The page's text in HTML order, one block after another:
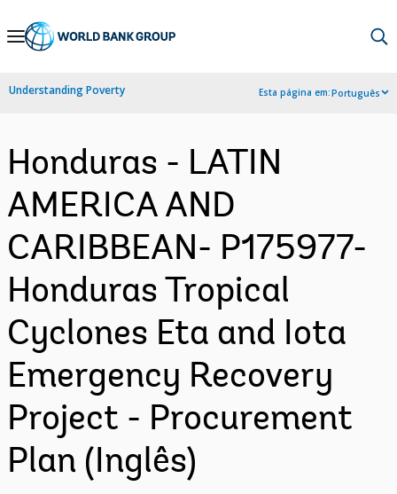
Skip
Navigation
Understanding Poverty Esta página em:Português
Honduras - LATIN
AMERICA AND
CARIBBEAN- P175977-
Honduras Tropical
Cyclones Eta and Iota
Emergency Recovery
Project - Procurement
Plan (Inglês)